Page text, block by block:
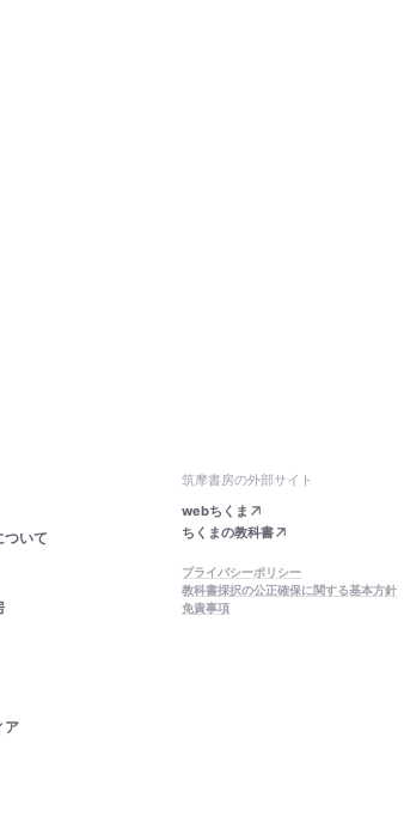
いて
ア
筑摩書房の外部サイト
webちくま
ちくまの教科書
プライバシーポリシー
教科書採択の公正確保に関する基本方針
免責事項